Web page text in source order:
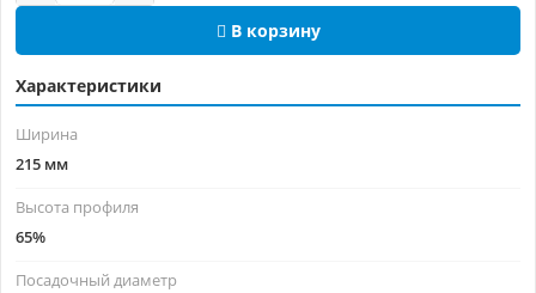
В корзину
Характеристики
Ширина
215 мм
Высота профиля
65%
Посадочный диаметр